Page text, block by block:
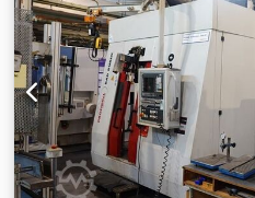
odvajanja strugotine, koja se
s ciljem poboljšanja završne
apatično ponašanje
Kapacitet (tona): 30 Broj